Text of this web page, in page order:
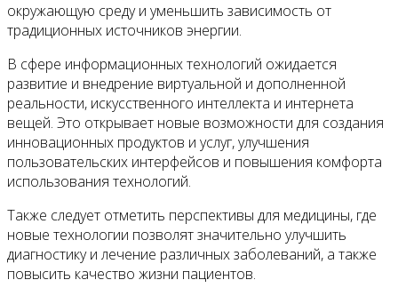
окружающую среду и уменьшить зависимость от
традиционных источников энергии.
В сфере информационных технологий ожидается
развитие и внедрение виртуальной и дополненной
реальности, искусственного интеллекта и интернета
вещей. Это открывает новые возможности для создания
инновационных продуктов и услуг, улучшения
пользовательских интерфейсов и повышения комфорта
использования технологий.
Также следует отметить перспективы для медицины, где
новые технологии позволят значительно улучшить
диагностику и лечение различных заболеваний, а также
повысить качество жизни пациентов.